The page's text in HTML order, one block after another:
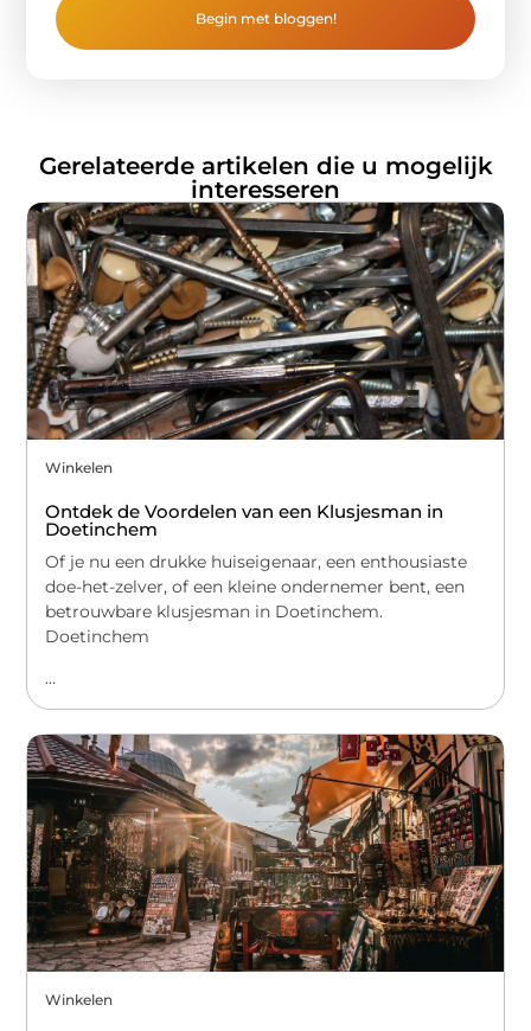
Begin met bloggen!
Gerelateerde artikelen die u mogelijk
interesseren
Winkelen
Ontdek de Voordelen van een Klusjesman in
Doetinchem
Of je nu een drukke huiseigenaar, een enthousiaste
doe-het-zelver, of een kleine ondernemer bent, een
betrouwbare klusjesman in Doetinchem.
Doetinchem
...
Winkelen